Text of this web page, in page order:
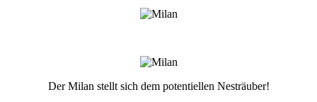
Der Milan stellt sich dem potentiellen Nesträuber!